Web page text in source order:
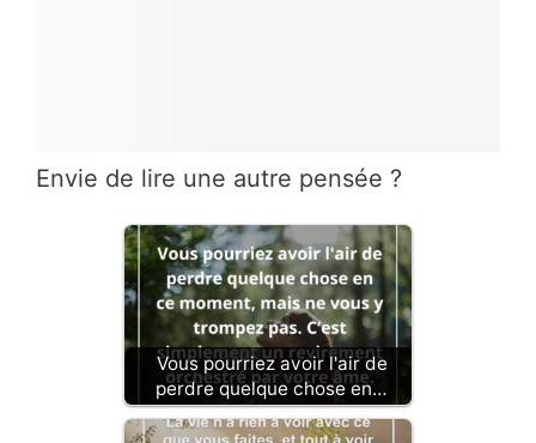
Envie de lire une autre pensée ?
Vous pourriez avoir l'air de
perdre quelque chose en…